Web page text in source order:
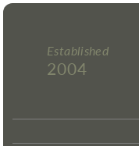
Established
2004